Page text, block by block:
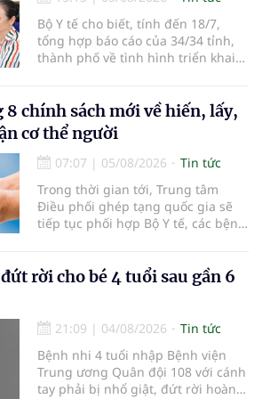
Bộ Y tế cho biết, tính đến 18/7,
tổng hợp báo cáo của 34/34 tỉnh,
thành phố về tình hình triển khai
nhận 32.286.360 người, chiếm gần
30% dân số cả nước đã được khám
sức khỏe định kỳ năm nay.
8 chính sách mới về hiến, lấy,
cơ thể người
07:07 | 05/08/2026
Tin tức
Trong thời gian tới, Trung tâm
Điều phối ghép tạng quốc gia sẽ
tiếp tục phối hợp Bộ Y tế, các bệnh
cường truyền thông, hoàn thiện
quy trình chuyên môn và hệ thống
hiến và ghép mô tạng.
rời cho bé 4 tuổi sau gần 6
21:09 | 04/08/2026
Tin tức
Bệnh nhi 4 tuổi nhập Bệnh viện
Trung ương Quân đội 108 với cánh
tay phải bị nhổ giật, đứt rời hoàn